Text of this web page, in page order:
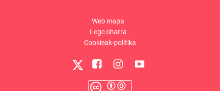
Web mapa
Lege oharra
Cookieak-politika